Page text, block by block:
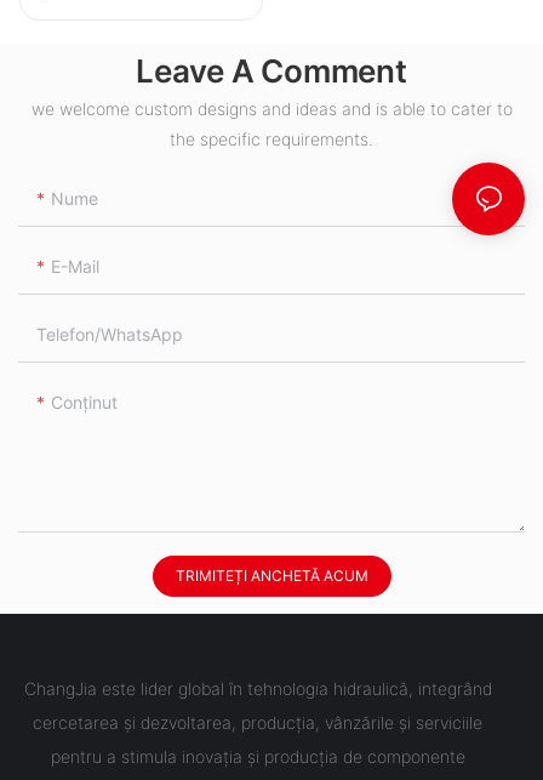
hidraulic BMH S
Leave A Comment
we welcome custom designs and ideas and is able to cater to
the specific requirements.
Nume
E-Mail
Telefon/WhatsApp
Conţinut
TRIMITEȚI ANCHETĂ ACUM
ChangJia este lider global în tehnologia hidraulică, integrând
cercetarea și dezvoltarea, producția, vânzările și serviciile
pentru a stimula inovația și producția de componente